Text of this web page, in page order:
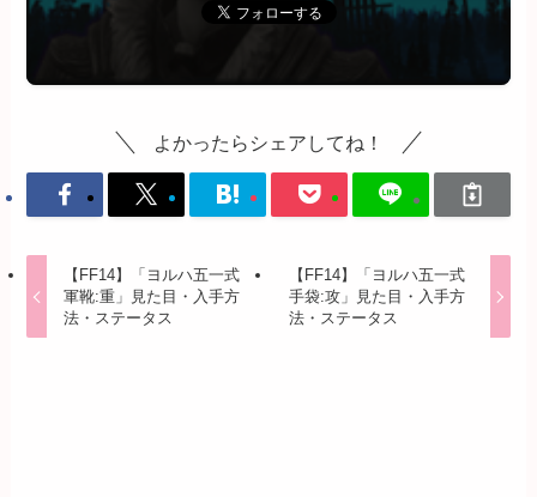
よかったらシェアしてね！
【FF14】「ヨルハ五一式
軍靴:重」見た目・入手方
法・ステータス
【FF14】「ヨルハ五一式
手袋:攻」見た目・入手方
法・ステータス